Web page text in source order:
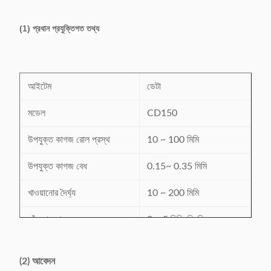
(1) প্রধান প্রযুক্তিগত তথ্য
আইটেম ডেটা
মডেল CD150
উপযুক্ত কাগজ রোল প্রস্থ 10 ~ 100 মিমি
উপযুক্ত কাগজ বেধ 0.15~ 0.35 মিমি
খাওয়ানোর দৈর্ঘ্য 10 ~ 200 মিমি
ভাঁজ প্রস্থ 2 ~ 5 মিমি, নিয়মিত
(2) আবেদন